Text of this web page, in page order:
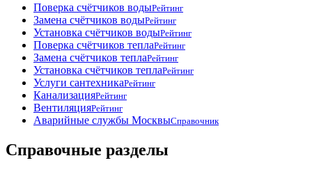
Поверка счётчиков водыРейтинг
Замена счётчиков водыРейтинг
Установка счётчиков водыРейтинг
Поверка счётчиков теплаРейтинг
Замена счётчиков теплаРейтинг
Установка счётчиков теплаРейтинг
Услуги сантехникаРейтинг
КанализацияРейтинг
ВентиляцияРейтинг
Аварийные службы МосквыСправочник
Справочные разделы